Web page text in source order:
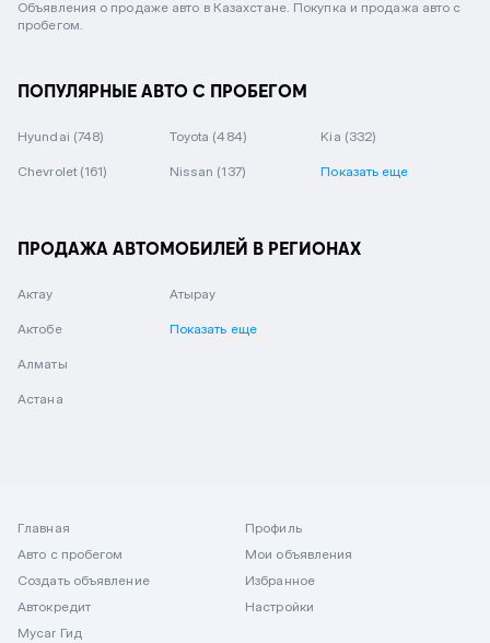
Объявления о продаже авто в Казахстане. Покупка и продажа авто с
пробегом.
ПОПУЛЯРНЫЕ АВТО С ПРОБЕГОМ
Hyundai (748) Toyota (484) Kia (332)
Chevrolet (161) Nissan (137) Показать еще
ПРОДАЖА АВТОМОБИЛЕЙ В РЕГИОНАХ
Актау
Актобе
Алматы
Астана
Атырау
Показать еще
Главная
Авто с пробегом
Создать объявление
Автокредит
Mycar Гид
Профиль
Мои объявления
Избранное
Настройки